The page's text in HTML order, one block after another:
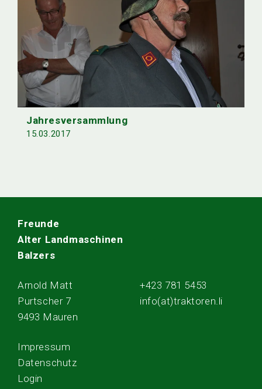
Jahresversammlung
15.03.2017
Freunde
Alter Landmaschinen
Balzers
Arnold Matt
Purtscher 7
9493 Mauren
+423 781 5453
info(at)traktoren.li
Impressum
Datenschutz
Login